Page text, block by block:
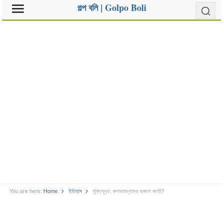
গল্প বলি | Golpo Boli
You are here: Home ইতিহাস মুক্তিযুদ্ধ: কলমযোদ্ধাদের অবদান কতটা?